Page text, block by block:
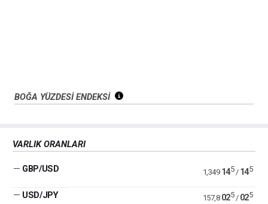
BOĞA YÜZDESİ ENDEKSİ
VARLIK ORANLARI
— GBP/USD 1,349 145/ 145
— USD/JPY 157,8 025/ 025